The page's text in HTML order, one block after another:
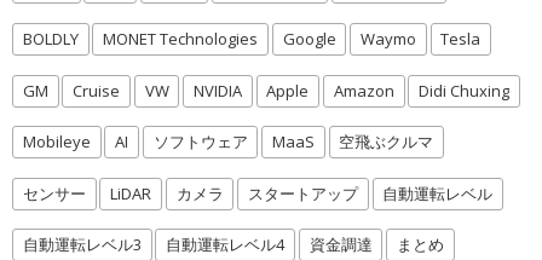
BOLDLY MONET Technologies Google Waymo Tesla
GM Cruise VW NVIDIA Apple Amazon Didi Chuxing
Mobileye AI ソフトウェア MaaS 空飛ぶクルマ
センサー LiDAR カメラ スタートアップ 自動運転レベル
自動運転レベル3 自動運転レベル4 資金調達 まとめ